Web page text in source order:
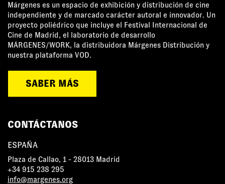
Márgenes es un espacio de exhibición y distribución de cine
independiente y de marcado carácter autoral e innovador. Un
proyecto poliédrico que incluye el Festival Internacional de
Cine de Madrid, el laboratorio de desarrollo
MÁRGENES/WORK, la distribuidora Márgenes Distribución y
nuestra plataforma VOD.
SABER MÁS
CONTÁCTANOS
ESPAÑA
Plaza de Callao, 1 - 28013 Madrid
+34 915 238 295
info@margenes.org